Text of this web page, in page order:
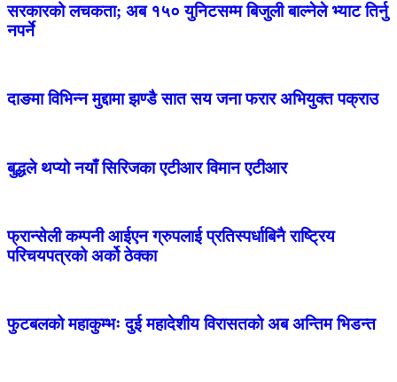
सरकारको लचकता; अब १५० युनिटसम्म बिजुली बाल्नेले भ्याट तिर्नु
नपर्ने
दाङमा विभिन्न मुद्दामा झण्डै सात सय जना फरार अभियुक्त पक्राउ
बुद्धले थप्यो नयाँ सिरिजका एटीआर विमान एटीआर
फ्रान्सेली कम्पनी आईएन ग्रुपलाई प्रतिस्पर्धाबिनै राष्ट्रिय
परिचयपत्रको अर्को ठेक्का
फुटबलको महाकुम्भः दुई महादेशीय विरासतको अब अन्तिम भिडन्त